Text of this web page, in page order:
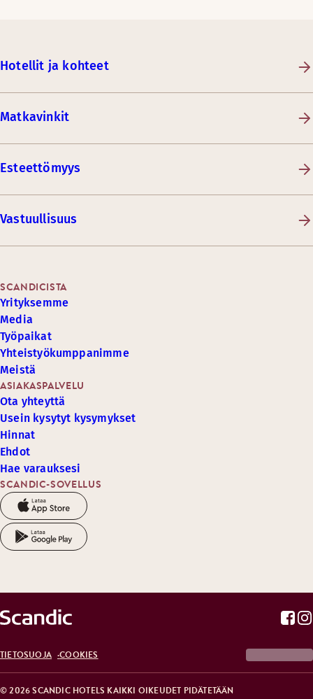
Hotellit ja kohteet
Matkavinkit
Esteettömyys
Vastuullisuus
SCANDIC-SOVELLUS
ASIAKASPALVELU
Ota yhteyttä
Usein kysytyt kysymykset
Hinnat
Ehdot
Hae varauksesi
SCANDICISTA
Yrityksemme
Media
Työpaikat
Yhteistyökumppanimme
Meistä
© 2026 SCANDIC HOTELS KAIKKI OIKEUDET PIDÄTETÄÄN
TIETOSUOJA COOKIES